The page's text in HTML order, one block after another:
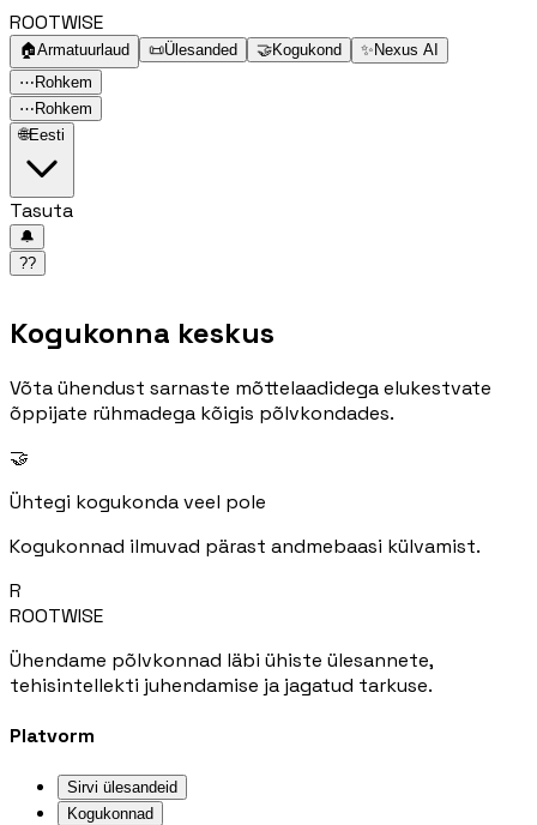
ROOTWISE
🏠Armatuurlaud 📜Ülesanded 🤝Kogukond ✨ Nexus AI
⋯ Rohkem
⋯ Rohkem
🌐Eesti
Tasuta
🔔
??
Kogukonna keskus
Võta ühendust sarnaste mõttelaadidega elukestvate
õppijate rühmadega kõigis põlvkondades.
🤝
Ühtegi kogukonda veel pole
Kogukonnad ilmuvad pärast andmebaasi külvamist.
R
ROOTWISE
Ühendame põlvkonnad läbi ühiste ülesannete,
tehisintellekti juhendamise ja jagatud tarkuse.
Platvorm
Sirvi ülesandeid
Kogukonnad